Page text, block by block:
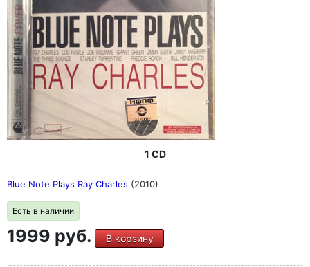
1 CD
Blue Note Plays Ray Charles (2010)
Есть в наличии
1999 руб. В корзину